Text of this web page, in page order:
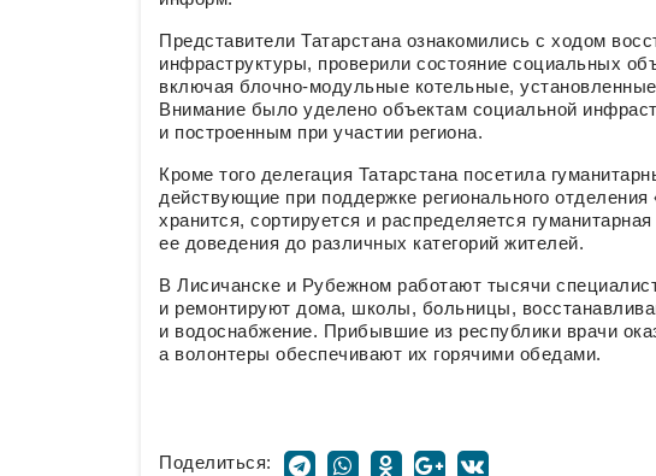
Представители Татарстана ознакомились с ходом
инфраструктуры, проверили состояние социальных
включая блочно-модульные котельные,
Внимание было уделено объектам социальной
и построенным при участии региона.
Кроме того делегация Татарстана посетила
действующие при поддержке регионального
хранится, сортируется и распределяется
ее доведения до различных категорий жителей.
В Лисичанске и Рубежном работают тысячи
и ремонтируют дома, школы, больницы,
и водоснабжение. Прибывшие из республики врачи
а волонтеры обеспечивают их горячими обедами.
Поделиться: